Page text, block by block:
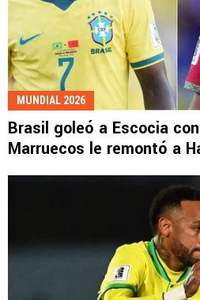
MUNDIAL 2026
Brasil goleó a Escocia
Marruecos le remontó a